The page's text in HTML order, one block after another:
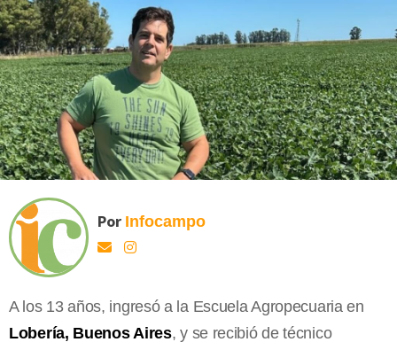
Por Infocampo
A los 13 años, ingresó a la Escuela Agropecuaria en
Lobería, Buenos Aires, y se recibió de técnico